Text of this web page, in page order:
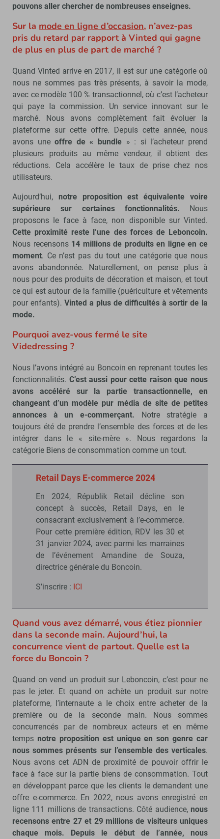
pouvons aller chercher de nombreuses enseignes.
Sur la mode en ligne d’occasion, n’avez-pas
pris du retard par rapport à Vinted qui gagne
de plus en plus de part de marché ?
Quand Vinted arrive en 2017, il est sur une catégorie où
nous ne sommes pas très présents, à savoir la mode,
avec ce modèle 100 % transactionnel, où c’est l’acheteur
qui paye la commission. Un service innovant sur le
marché. Nous avons complètement fait évoluer la
plateforme sur cette offre. Depuis cette année, nous
avons uneoffre de « bundle » : si l’acheteur prend
plusieurs produits au même vendeur, il obtient des
réductions. Cela accélère le taux de prise chez nos
utilisateurs.
Aujourd’hui, notre proposition est équivalente voire
supérieure sur certaines fonctionnalités. Nous
proposons le face à face, non disponible sur Vinted.
Cette proximité reste l’une des forces de Leboncoin.
Nous recensons 14 millions de produits en ligne en ce
moment. Ce n’est pas du tout une catégorie que nous
avons abandonnée. Naturellement, on pense plus à
nous pour des produits de décoration et maison, et tout
ce qui est autour de la famille (puériculture et vêtements
pour enfants). Vinted a plus de difficultés à sortir de la
mode.
Pourquoi avez-vous fermé le site
Videdressing ?
Nous l’avons intégré au Boncoin en reprenant toutes les
fonctionnalités. C’est aussi pour cette raison que nous
avons accéléré sur la partie transactionnelle, en
changeant d’un modèle pur média de site de petites
annonces à un e-commerçant. Notre stratégie a
toujours été de prendre l’ensemble des forces et de les
intégrer dans le « site-mère ». Nous regardons la
catégorie Biens de consommation comme un tout.
Retail Days E-commerce 2024
En 2024, Républik Retail décline son
concept à succès, Retail Days, en le
consacrant exclusivement à l’e-commerce.
Pour cette première édition, RDV les 30 et
31 janvier 2024, avec parmi les marraines
de l’événement Amandine de Souza,
directrice générale du Boncoin.
S’inscrire : ICI
Quand vous avez démarré, vous étiez pionnier
dans la seconde main. Aujourd’hui, la
concurrence vient de partout. Quelle est la
force du Boncoin ?
Quand on vend un produit sur Leboncoin, c’est pour ne
pas le jeter. Et quand on achète un produit sur notre
plateforme, l’internaute a le choix entre acheter de la
première ou de la seconde main. Nous sommes
concurrencés par de nombreux acteurs et en même
temps notre proposition est unique en son genre car
nous sommes présents sur l’ensemble des verticales.
Nous avons cet ADN de proximité de pouvoir offrir le
face à face sur la partie biens de consommation. Tout
en développant parce que les clients le demandent une
offre e-commerce. En 2022, nous avons enregistré en
ligne 111 millions de transactions. Côté audience, nous
recensons entre 27 et 29 millions de visiteurs uniques
chaque mois.
Depuis le début de l’année, nous